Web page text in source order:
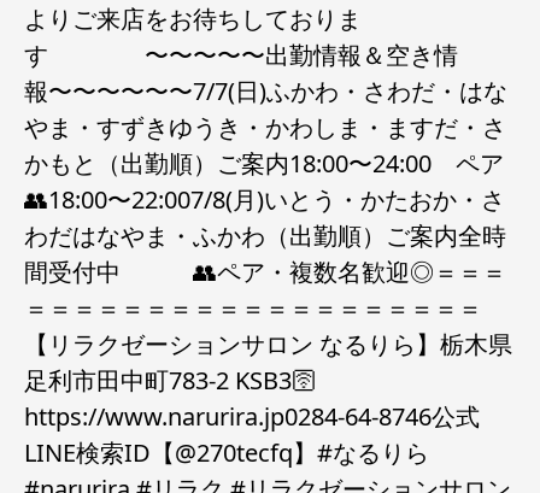
よりご来店をお待ちしておりま
す 〜〜〜〜〜出勤情報＆空き情
報〜〜〜〜〜〜7/7(日)ふかわ・さわだ・はな
やま・すずきゆうき・かわしま・ますだ・さ
かもと（出勤順）ご案内18:00〜24:00 ペア
👥18:00〜22:007/8(月)いとう・かたおか・さ
わだはなやま・ふかわ（出勤順）ご案内全時
間受付中 👥ペア・複数名歓迎◎＝＝＝
＝＝＝＝＝＝＝＝＝＝＝＝＝＝＝＝＝＝＝
【リラクゼーションサロン なるりら】栃木県
足利市田中町783-2 KSB3🛜
https://www.narurira.jp️0284-64-8746️公式
LINE検索ID【@270tecfq】#なるりら